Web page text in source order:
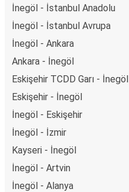
İnegöl - İstanbul Anadolu
İnegöl - İstanbul Avrupa
İnegöl - Ankara
Ankara - İnegöl
Eskişehir TCDD Garı - İnegöl
Eskişehir - İnegöl
İnegöl - Eskişehir
İnegöl - İzmir
Kayseri - İnegöl
İnegöl - Artvin
İnegöl - Alanya